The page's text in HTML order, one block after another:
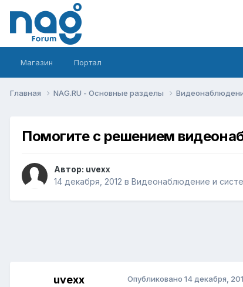
Магазин Портал
Главная NAG.RU - Основные разделы
Помогите с решением
Автор: uvexx
14 декабря, 2012 в Видеонаблюдение и
uvexx Опубликовано 14 декабря,